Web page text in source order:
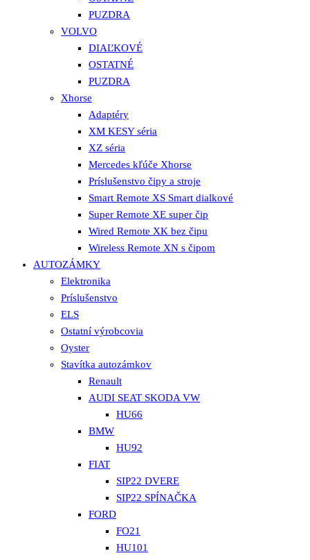
PUZDRA
VOLVO
DIAĽKOVÉ
OSTATNÉ
PUZDRA
Xhorse
Adaptéry
XM KESY séria
XZ séria
Mercedes kľúče Xhorse
Príslušenstvo čipy a stroje
Smart Remote XS Smart dialkové
Super Remote XE super čip
Wired Remote XK bez čipu
Wireless Remote XN s čipom
AUTOZÁMKY
Elektronika
Príslušenstvo
ELS
Ostatní výrobcovia
Oyster
Stavítka autozámkov
Renault
AUDI SEAT SKODA VW
HU66
BMW
HU92
FIAT
SIP22 DVERE
SIP22 SPÍNAČKA
FORD
FO21
HU101